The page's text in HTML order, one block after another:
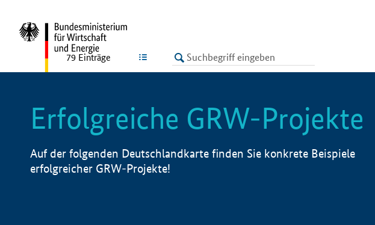
LISTE
79 Einträge
Erfolgreiche GRW-Projekte
Auf der folgenden Deutschlandkarte finden Sie konkrete Beispiele
erfolgreicher GRW-Projekte!